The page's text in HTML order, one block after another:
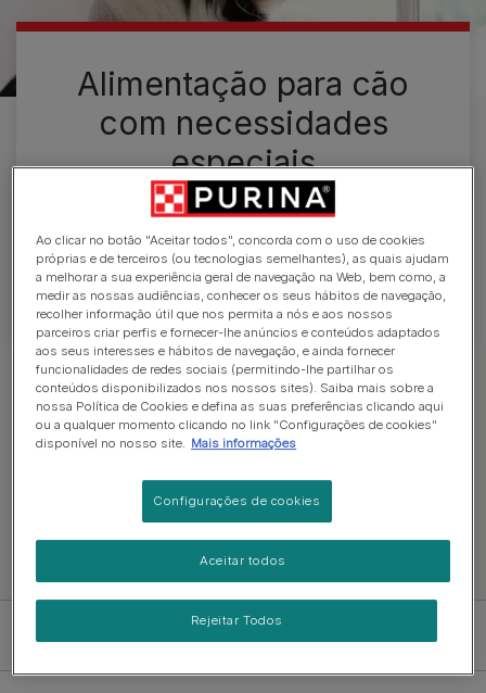
Alimentação para cão
com necessidades
especiais
As nossas dietas para cães com necessidades
especiais são elaboradas com ingredientes
nutritivos de elevada qualidade para ajudar a
manter o seu cão saudável e feliz.
Ver ração para cão
Ver alimentos para cão
Ao clicar no botão "Aceitar todos", concorda com o uso de cookies
próprias e de terceiros (ou tecnologias semelhantes), as quais ajudam
a melhorar a sua experiência geral de navegação na Web, bem como, a
medir as nossas audiências, conhecer os seus hábitos de navegação,
recolher informação útil que nos permita a nós e aos nossos
parceiros criar perfis e fornecer-lhe anúncios e conteúdos adaptados
aos seus interesses e hábitos de navegação, e ainda fornecer
funcionalidades de redes sociais (permitindo-lhe partilhar os
conteúdos disponibilizados nos nossos sites). Saiba mais sobre a
nossa Política de Cookies e defina as suas preferências clicando aqui
ou a qualquer momento clicando no link "Configurações de cookies"
disponível no nosso site. Mais informações
Configurações de cookies
Rejeitar Todos
Aceitar todos